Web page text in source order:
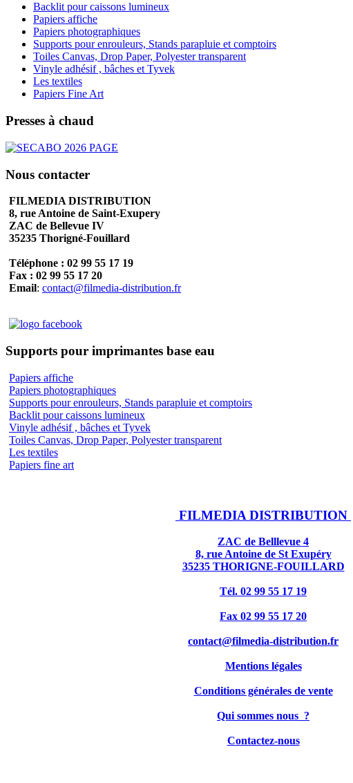
Backlit pour caissons lumineux
Papiers affiche
Papiers photographiques
Supports pour enrouleurs, Stands parapluie et comptoirs
Toiles Canvas, Drop Paper, Polyester transparent
Vinyle adhésif , bâches et Tyvek
Les textiles
Papiers Fine Art
Presses à chaud
Nous contacter
FILMEDIA DISTRIBUTION
8, rue Antoine de Saint-Exupery
ZAC de Bellevue IV
35235 Thorigné-Fouillard
Téléphone : 02 99 55 17 19
Fax : 02 99 55 17 20
Email: contact@filmedia-distribution.fr
Supports pour imprimantes base eau
Papiers affiche
Papiers photographiques
Supports pour enrouleurs, Stands parapluie et comptoirs
Backlit pour caissons lumineux
Vinyle adhésif , bâches et Tyvek
Toiles Canvas, Drop Paper, Polyester transparent
Les textiles
Papiers fine art
FILMEDIA DISTRIBUTION
ZAC de Belllevue 4
8, rue Antoine de St Exupéry
35235 THORIGNE-FOUILLARD
Tél. 02 99 55 17 19
Fax 02 99 55 17 20
contact@filmedia-distribution.fr
Mentions légales
Conditions générales de vente
Qui sommes nous ?
Contactez-nous